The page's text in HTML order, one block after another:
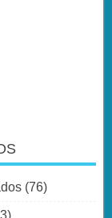
(76)